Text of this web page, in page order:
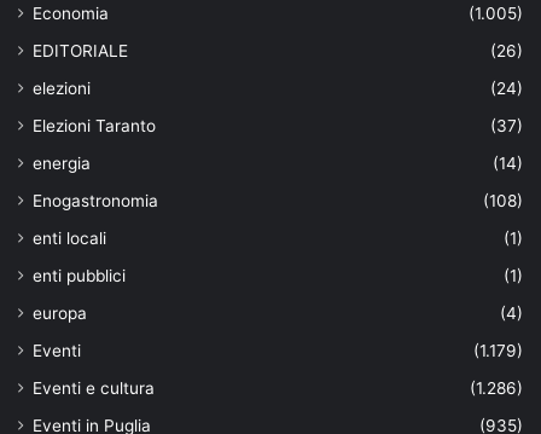
Economia
(1.005)
EDITORIALE
(26)
elezioni
(24)
Elezioni Taranto
(37)
energia
(14)
Enogastronomia
(108)
enti locali
(1)
enti pubblici
(1)
europa
(4)
Eventi
(1.179)
Eventi e cultura
(1.286)
Eventi in Puglia
(935)